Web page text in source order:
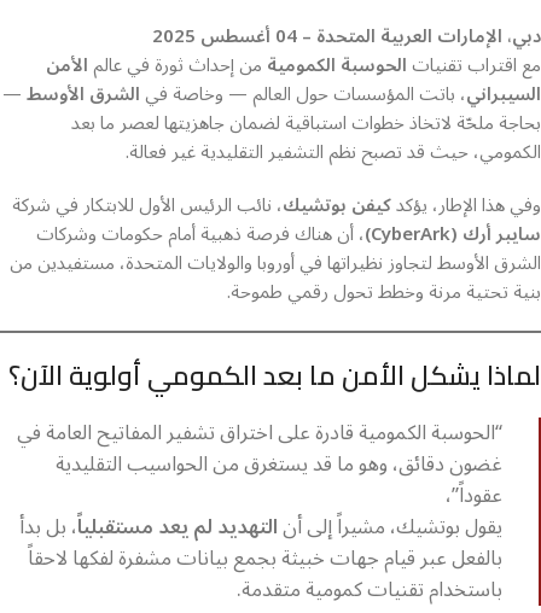
دبي، الإمارات العربية المتحدة – 04 أغسطس 2025
مع اقتراب تقنياتالحوسبة الكموميةمن إحداث ثورة في عالمالأمن
السيبراني، باتت المؤسسات حول العالم — وخاصة فيالشرق الأوسط—
بحاجة ملحّة لاتخاذ خطوات استباقية لضمان جاهزيتها لعصر ما بعد
الكمومي، حيث قد تصبح نظم التشفير التقليدية غير فعالة.
وفي هذا الإطار، يؤكدكيفن بوتشيك، نائب الرئيس الأول للابتكار في شركة
سايبر أرك (CyberArk) ، أن هناك فرصة ذهبية أمام حكومات وشركات
الشرق الأوسط لتجاوز نظيراتها في أوروبا والولايات المتحدة، مستفيدين من
بنية تحتية مرنة وخطط تحول رقمي طموحة.
لماذا يشكل الأمن ما بعد الكمومي أولوية الآن؟
“الحوسبة الكمومية قادرة على اختراق تشفير المفاتيح العامة في
غضون دقائق، وهو ما قد يستغرق من الحواسيب التقليدية
عقوداً”،
يقول بوتشيك، مشيراً إلى أنالتهديد لم يعد مستقبلياً، بل بدأ
بالفعل عبر قيام جهات خبيثة بجمع بيانات مشفرة لفكها لاحقاً
باستخدام تقنيات كمومية متقدمة.